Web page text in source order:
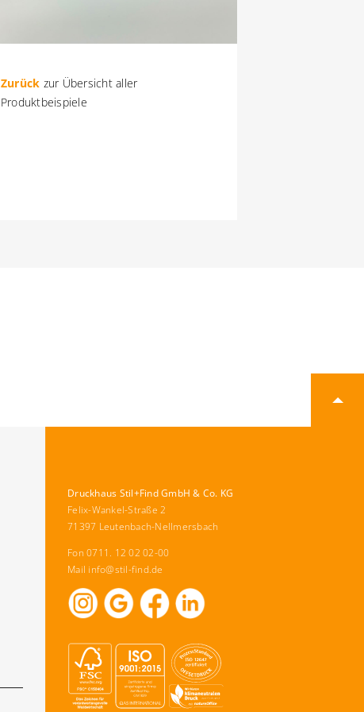
Zurück zur Übersicht aller
Produktbeispiele
Druckhaus Stil+Find GmbH & Co. KG
Felix-Wankel-Straße 2
71397 Leutenbach-Nellmersbach
Fon 0711. 12 02 02-00
Mail info@stil-find.de